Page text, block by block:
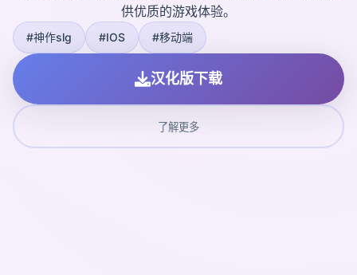
供优质的游戏体验。
#神作slg #IOS #移动端
汉化版下载
了解更多